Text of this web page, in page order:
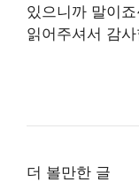
있으니까 말이
읽어주셔서 감
더 볼만한 글